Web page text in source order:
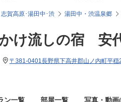
志賀高原･湯田中･渋 湯田中・渋温泉郷
け流しの宿 安
〒381-0401長野県下高井郡山ノ内町平穏
ン一覧 部屋一覧 写真・動画